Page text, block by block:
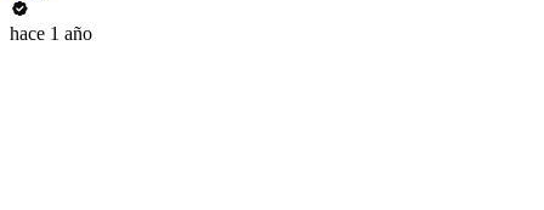
hace 1 año